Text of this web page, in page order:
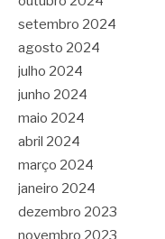
setembro 2024
agosto 2024
julho 2024
junho 2024
maio 2024
abril 2024
março 2024
janeiro 2024
dezembro 2023
novembro 2023